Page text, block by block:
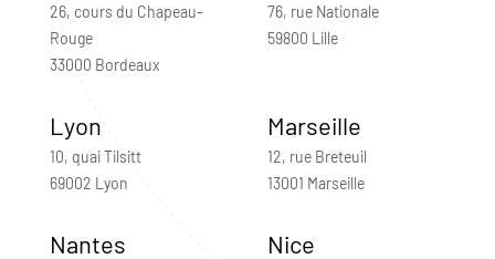
26, cours du Chapeau-
Rouge
33000 Bordeaux
76, rue Nationale
59800 Lille
Lyon
10, quai Tilsitt
69002 Lyon
Marseille
12, rue Breteuil
13001 Marseille
Nantes Nice